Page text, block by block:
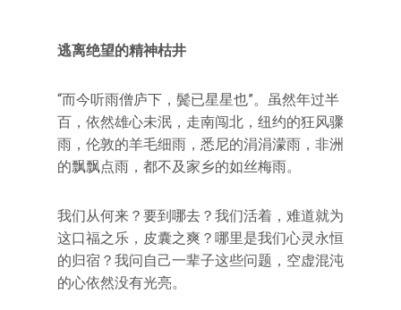
逃离绝望的精神枯井
“而今听雨僧庐下，鬓已星星也”。虽然年过半
百，依然雄心未泯，走南闯北，纽约的狂风骤
雨，伦敦的羊毛细雨，悉尼的涓涓濛雨，非洲
的飘飘点雨，都不及家乡的如丝梅雨。
我们从何来？要到哪去？我们活着，难道就为
这口福之乐，皮囊之爽？哪里是我们心灵永恒
的归宿？我问自己一辈子这些问题，空虚混沌
的心依然没有光亮。